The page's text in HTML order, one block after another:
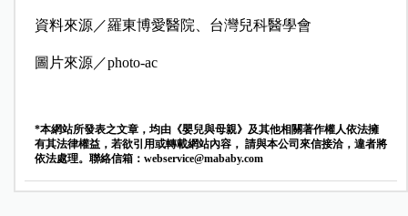
資料來源／羅東博愛醫院、台灣兒科醫學會
圖片來源／photo-ac
*本網站所發表之文章，均由《嬰兒與母親》及其他相關著作權人依法擁
有其法律權益，若欲引用或轉載網站內容， 請與本公司來信接洽，違者將
依法處理。聯絡信箱： webservice@mababy.com